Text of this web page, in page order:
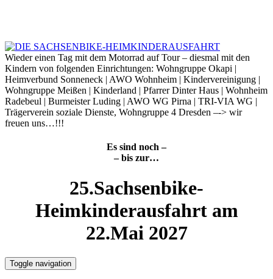
Wieder einen Tag mit dem Motorrad auf Tour – diesmal mit den
Kindern von folgenden Einrichtungen: Wohngruppe Okapi |
Heimverbund Sonneneck | AWO Wohnheim | Kindervereinigung |
Wohngruppe Meißen | Kinderland | Pfarrer Dinter Haus | Wohnheim
Radebeul | Burmeister Luding | AWO WG Pirna | TRI-VIA WG |
Trägerverein soziale Dienste, Wohngruppe 4 Dresden –-> wir
freuen uns…!!!
Es sind noch –
– bis zur…
25.Sachsenbike-
Heimkinderausfahrt am
22.Mai 2027
Toggle navigation